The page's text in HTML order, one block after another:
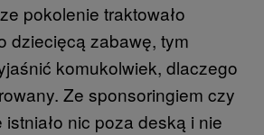
pokolenie traktowało
dziecięcą zabawę, tym
komukolwiek, dlaczego
Ze sponsoringiem czy
nic poza deską i nie